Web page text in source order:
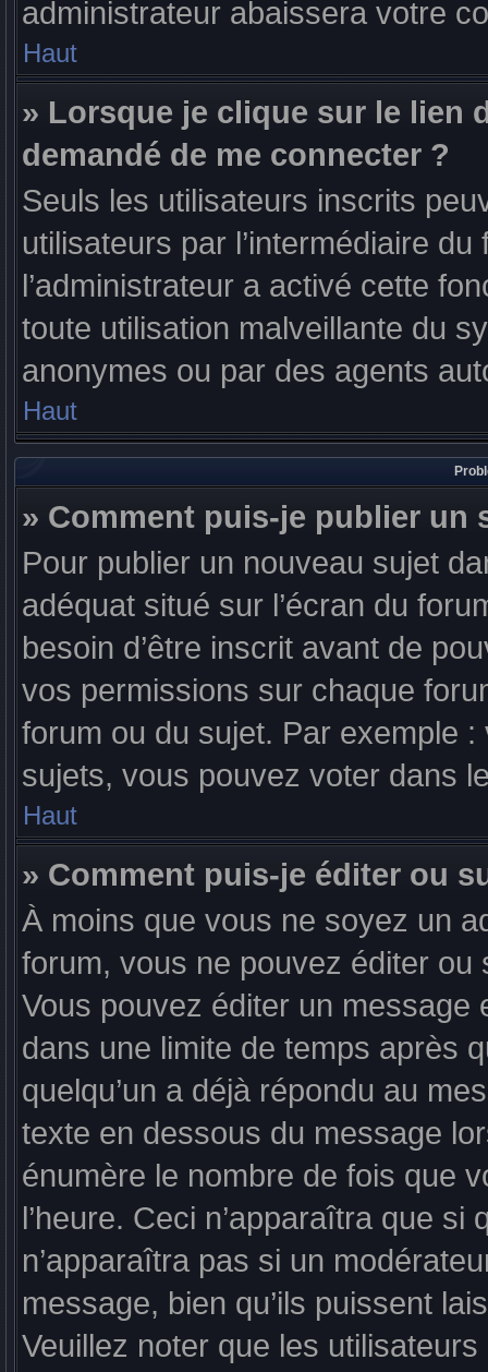
administrateur abaissera votre
Haut
» Lorsque je clique sur le lien
demandé de me connecter ?
Seuls les utilisateurs inscrits
utilisateurs par l’intermédiaire
l’administrateur a activé cette
toute utilisation malveillante du
anonymes ou par des agents
Haut
» Comment puis-je publier un
Pour publier un nouveau sujet
adéquat situé sur l’écran du
besoin d’être inscrit avant de
vos permissions sur chaque
forum ou du sujet. Par exemple
sujets, vous pouvez voter dans
Haut
» Comment puis-je éditer ou
À moins que vous ne soyez un
forum, vous ne pouvez éditer
Vous pouvez éditer un message
dans une limite de temps après
quelqu’un a déjà répondu au
texte en dessous du message
énumère le nombre de fois que
l’heure. Ceci n’apparaîtra que
n’apparaîtra pas si un
message, bien qu’ils puissent
Veuillez noter que les